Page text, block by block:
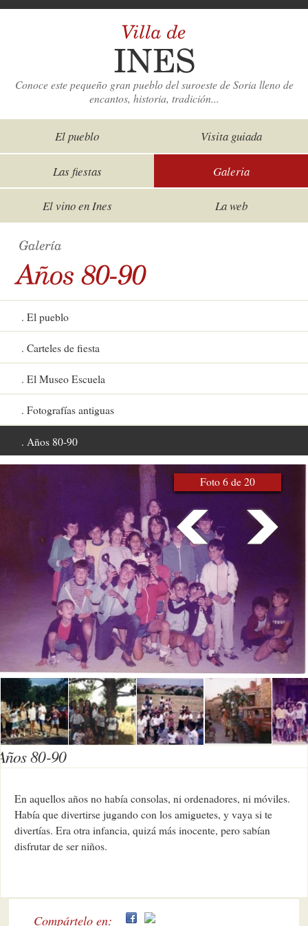
Conoce este pequeño gran pueblo del suroeste de Soria lleno de
encantos, historia, tradición...
El pueblo Visita guiada
Las fiestas Galeria
El vino en Ines La web
El pueblo
Carteles de fiesta
El Museo Escuela
Fotografías antiguas
Años 80-90
Foto 6 de 20
80-90
En aquellos años no había consolas, ni ordenadores, ni móviles.
Había que divertirse jugando con los amiguetes, y vaya si te
divertías. Era otra infancia, quizá más inocente, pero sabían
disfrutar de ser niños.
Compártelo en: